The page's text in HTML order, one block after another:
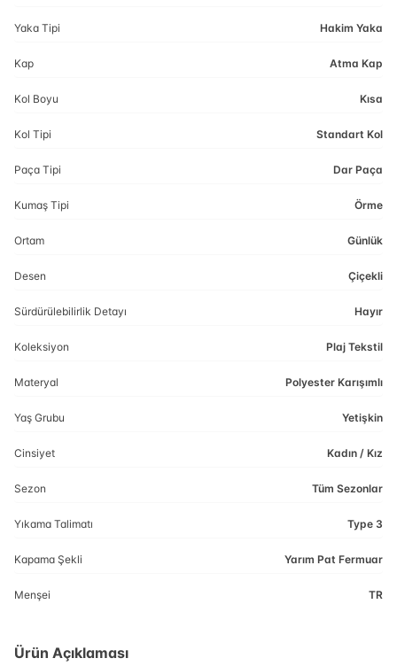
Yaka Tipi Hakim Yaka
Kap Atma Kap
Kol Boyu Kısa
Kol Tipi Standart Kol
Paça Tipi Dar Paça
Kumaş Tipi Örme
Ortam Günlük
Desen Çiçekli
Sürdürülebilirlik Detayı Hayır
Koleksiyon Plaj Tekstil
Materyal Polyester Karışımlı
Yaş Grubu Yetişkin
Cinsiyet Kadın / Kız
Sezon Tüm Sezonlar
Yıkama Talimatı Type 3
Kapama Şekli Yarım Pat Fermuar
Menşei TR
Ürün Açıklaması